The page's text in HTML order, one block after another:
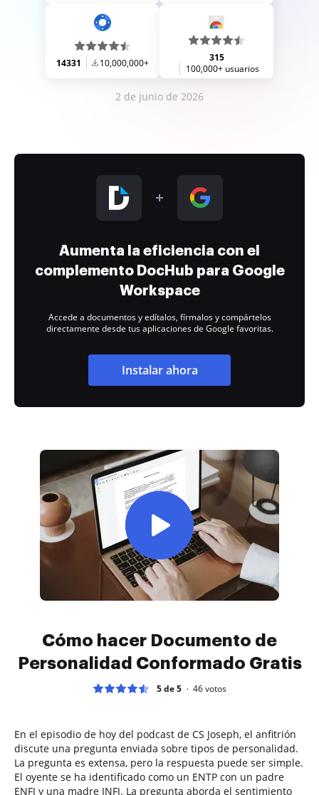
14331 10,000,000+
315
100,000+ usuarios
2 de junio de 2026
Aumenta la eficiencia con el
complemento DocHub para Google
Workspace
Accede a documentos y edítalos, fírmalos y compártelos
directamente desde tus aplicaciones de Google favoritas.
Instalar ahora
Cómo hacer Documento de
Personalidad Conformado Gratis
5 de 5 46votos
En el episodio de hoy del podcast de CS Joseph, el anfitrión
discute una pregunta enviada sobre tipos de personalidad.
La pregunta es extensa, pero la respuesta puede ser simple.
El oyente se ha identificado como un ENTP con un padre
ENFJ y una madre INFJ. La pregunta aborda el sentimiento